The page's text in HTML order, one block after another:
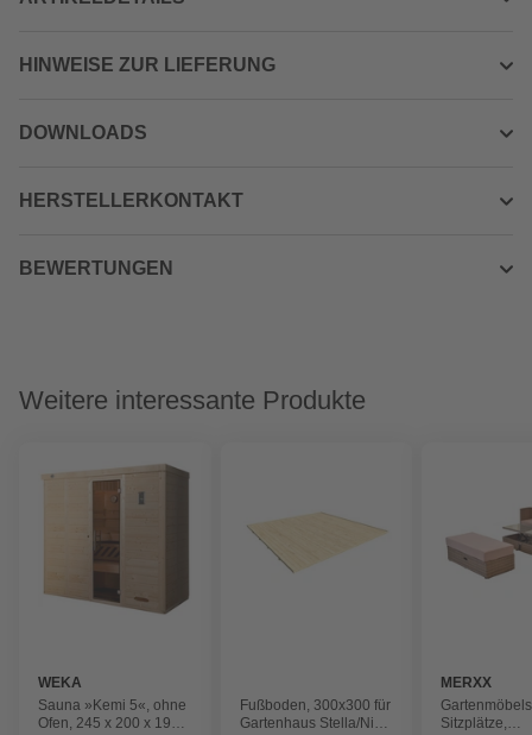
HINWEISE ZUR LIEFERUNG
DOWNLOADS
HERSTELLERKONTAKT
BEWERTUNGEN
Weitere interessante Produkte
WEKA
Sauna »Kemi 5«, ohne
Ofen, 245 x 200 x 193
Fußboden, 300x300 für
Gartenhaus Stella/Nika
MERXX
Sitzplätze,